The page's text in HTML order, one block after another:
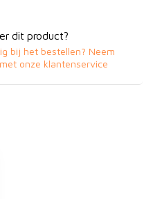
dit product?
bij het bestellen? Neem
onze klantenservice